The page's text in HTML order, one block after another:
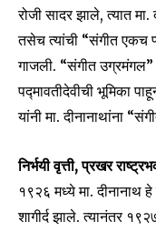
6,300
Fans
रोजी सादर झाले, त्यात
तसेच त्यांची “संगीत एकच
गाजली. “संगीत उग्रमंगल”
पद्मावतीदेवीची भूमिका
यांनी मा. दीनानाथांना
निर्भयी वृत्ती, प्रखर
१९२६ मध्ये मा. दीनानाथ
शागीर्द झाले. त्यानंतर